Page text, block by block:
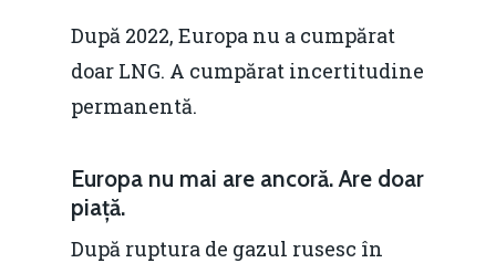
După 2022, Europa nu a cumpărat
doar LNG. A cumpărat incertitudine
permanentă.
Europa nu mai are ancoră. Are doar
piață.
După ruptura de gazul rusesc în